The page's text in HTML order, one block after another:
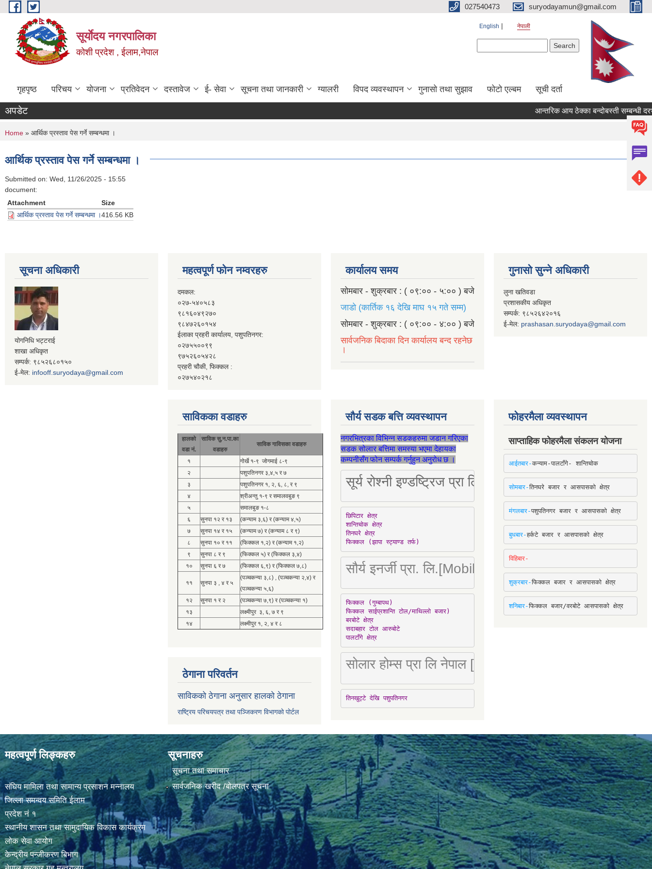
Skip to main content 027540473 suryodayamun@gmail.com
सूर्याेदय नगरपालिका
कोशी प्रदेश , ईलाम,नेपाल
English नेपाली
गृहपृष्ठ परिचय योजना प्रतिवेदन दस्तावेज ई- सेवा सूचना तथा जानकारी ग्यालरी विपद व्यवस्थापन गुनासो तथा सुझाव फोटो एल्बम सूची दर्ता
अपडेट आन्तरिक आय ठेक्का बन्दोबस्ती सम्बन्धी
You are here
Home » आर्थिक प्रस्ताव पेस गर्ने सम्बन्धमा ।
आर्थिक प्रस्ताव पेस गर्ने सम्बन्धमा ।
Submitted on: Wed, 11/26/2025 - 15:55
document:
Attachment
Size
आर्थिक प्रस्ताव पेस गर्ने सम्बन्धमा ।416.56 KB
सूचना अधिकारी
योगनिधि भट्टराई
शाखा अधिकृत
सम्पर्क: ९८५२६८०१५०
ई-मेल: infooff.suryodaya@gmail.com
महत्वपूर्ण फोन नम्वरहरु
दमकल:
०२७-५४०५८३
९८१६०४९२७०
९८४७२६०१५४
ईलाका प्रहरी कार्यालय, पशुपतिनगर:
०२७५५००९९
९७५२६०५४२८
प्रहरी चौकी, फिक्कल :
०२७५४०२१८
कार्यालय समय
सोमबार - शुक्रबार : ( ०९:०० - ५:०० ) बजे
जाडो (कार्तिक १६ देखि माघ १५ गते सम्म)
सोमबार - शुक्रबार : ( ०९:०० - ४:०० ) बजे
सार्वजनिक बिदाका दिन कार्यालय बन्द रहनेछ
।
गुनासो सुन्ने अधिकारी
लुना खतिवडा
प्रशासकीय अधिकृत
सम्पर्क: ९८५२६४२०१६
ई-मेल: prashasan.suryodaya@gmail.com
साविकका वडाहरु
हालको
वडा नं.
साविक सु.न.पा.का
वडाहरु
साविक गाविसका वडाहरु
१
गोर्खे १-९ जोगमाई ८-९
२
पशुपतिनगर ३,४,५ र ७
३
पशुपतिनगर १, २, ६, ८, र ९
४
श्रीअन्तु १-९ र समालवबुङ ९
५
समालबुङ १-८
६
सुनपा १२ र १३
(कन्याम ३,६) र (कन्याम ४,५)
७
सुनपा १४ र १५
(कन्याम ७) र (कन्याम ८ र ९)
८
सुनपा १० र ११
(फिक्कल १,२) र (कन्याम १,२)
९
सुनपा ८ र ९
(फिक्कल ५) र (फिक्कल ३,४)
१०
सुनपा ६ र ७ (फिक्कल ६,९) र (फिक्कल ७,८)
११ सुनपा ३ , ४ र ५
(पञ्चकन्या ३,८) , (पञ्चकन्या २,४) र
(पञ्चकन्या ५,६)
१२
सुनपा १ र २
(पञ्चकन्या ७,९) र (पञ्चकन्या १)
१३
लक्ष्मीपुर ३, ६, ७ र ९
१४
लक्ष्मीपुर १, २, ४ र ८
ठेगाना परिवर्तन
साविकको ठेगाना अनुसार हालको ठेगाना
राष्ट्रिय परिचयपत्र तथा पञ्जिकरण विभागको पोर्टल
सौर्य सडक बत्ति व्यवस्थापन
नगरभित्रका विभिन्न सडकहरुमा जडान गरिएका
सडक सोलार बत्तिमा समस्या भएमा देहायका
कम्पनीसँग फोन सम्पर्क गर्नुहुन अनुरोध छ ।
सूर्य रोश्नी इण्डष्ट्रिज प्रा लि [Mobile: 9851034034]
छिपिटार क्षेत्र
शान्तिचोक क्षेत्र
तिनघरे क्षेत्र
फिक्कल (झापा स्ट्याण्ड तर्फ)
सौर्य इनर्जी प्रा. लि.[Mobile : 9842780266]
फिक्कल (गुम्बापथ)
फिक्कल साईप्रशान्ति टोल/माथिल्लो बजार)
बरबोटे क्षेत्र
सदाबहार टोल आरुबोटे
पालटाँगे क्षेत्र
सोलार होम्स प्रा लि नेपाल [Mobile : 9851066274]
तिनखुट्टे देखि पशुपतिनगर
फोहरमैला व्यवस्थापन
साप्ताहिक फोहरमैला संकलन योजना
आईतबार-कन्याम-पालटाँगे- शान्तिचोक
सोमबार-तिनघरे बजार र आसपासको क्षेत्र
मंगलबार-पशुपतिनगर बजार र आसपासको क्षेत्र
बुधबार-हर्कटे बजार र आसपासको क्षेत्र
विहिबार-
शुक्रबार-फिक्कल बजार र आसपासको क्षेत्र
शनिबार-फिक्कल बजार/वरबोटे आसपासको क्षेत्र
महत्वपूर्ण लिङ्कहरु
संघिय मामिला तथा सामान्य प्रसाशन मन्नालय
जिल्ला समन्वय समिति ईलाम
प्रदेश नं १
स्थानीय शासन तथा सामुदायिक विकास कार्यक्रम
लोक सेवा आयोग
केन्द्रीय पन्जीकरण बिभाग
सूचनाहरु
सूचना तथा समाचार
सार्वजनिक खरीद /बोलपत्र सूचना